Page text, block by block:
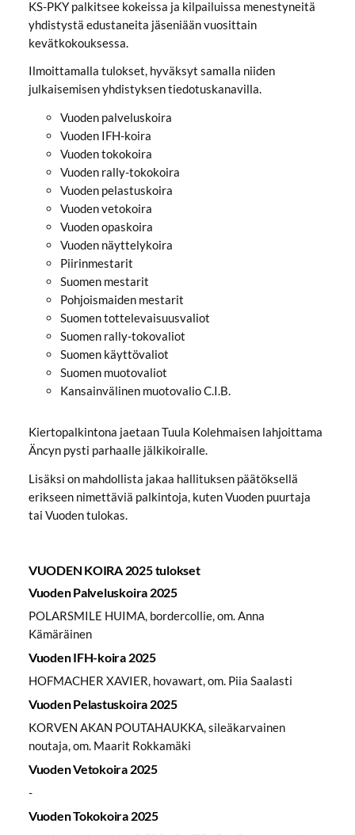
KS-PKY palkitsee kokeissa ja kilpailuissa menestyneitä
yhdistystä edustaneita jäseniään vuosittain
kevätkokouksessa.
Ilmoittamalla tulokset, hyväksyt samalla niiden
julkaisemisen yhdistyksen tiedotuskanavilla.
Vuoden palveluskoira
Vuoden IFH-koira
Vuoden tokokoira
Vuoden rally-tokokoira
Vuoden pelastuskoira
Vuoden vetokoira
Vuoden opaskoira
Vuoden näyttelykoira
Piirinmestarit
Suomen mestarit
Pohjoismaiden mestarit
Suomen tottelevaisuusvaliot
Suomen rally-tokovaliot
Suomen käyttövaliot
Suomen muotovaliot
Kansainvälinen muotovalio C.I.B.
Kiertopalkintona jaetaan Tuula Kolehmaisen lahjoittama
Äncyn pysti parhaalle jälkikoiralle.
Lisäksi on mahdollista jakaa hallituksen päätöksellä
erikseen nimettäviä palkintoja, kuten Vuoden puurtaja
tai Vuoden tulokas.
VUODEN KOIRA 2025 tulokset
Vuoden Palveluskoira 2025
POLARSMILE HUIMA, bordercollie, om. Anna
Kämäräinen
Vuoden IFH-koira 2025
HOFMACHER XAVIER, hovawart, om. Piia Saalasti
Vuoden Pelastuskoira 2025
KORVEN AKAN POUTAHAUKKA, sileäkarvainen
noutaja, om. Maarit Rokkamäki
Vuoden Vetokoira 2025
-
Vuoden Tokokoira 2025